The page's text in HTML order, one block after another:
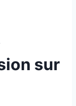
sur